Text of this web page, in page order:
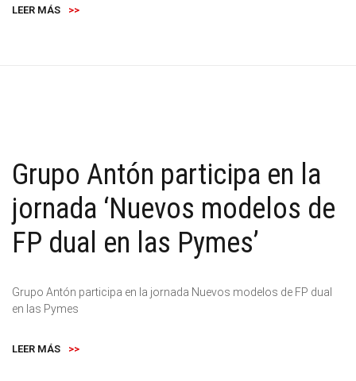
LEER MÁS >>
Grupo Antón participa en la
jornada ‘Nuevos modelos de
FP dual en las Pymes’
Grupo Antón participa en la jornada Nuevos modelos de FP dual
en las Pymes
LEER MÁS >>